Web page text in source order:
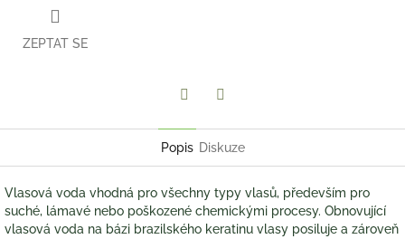
ZEPTAT SE
Popis Diskuze
Vlasová voda vhodná pro všechny typy vlasů, především pro
suché, lámavé nebo poškozené chemickými procesy. Obnovující
vlasová voda na bázi brazilského keratinu vlasy posiluje a zároveň